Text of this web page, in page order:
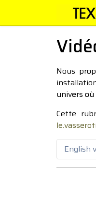
Nous
univers
Cette
English